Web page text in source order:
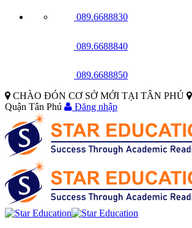
089.6688830
089.6688840
089.6688850
CHÀO ĐÓN CƠ SỞ MỚI TẠI TÂN PHÚ
Quận Tân Phú
Đăng nhập